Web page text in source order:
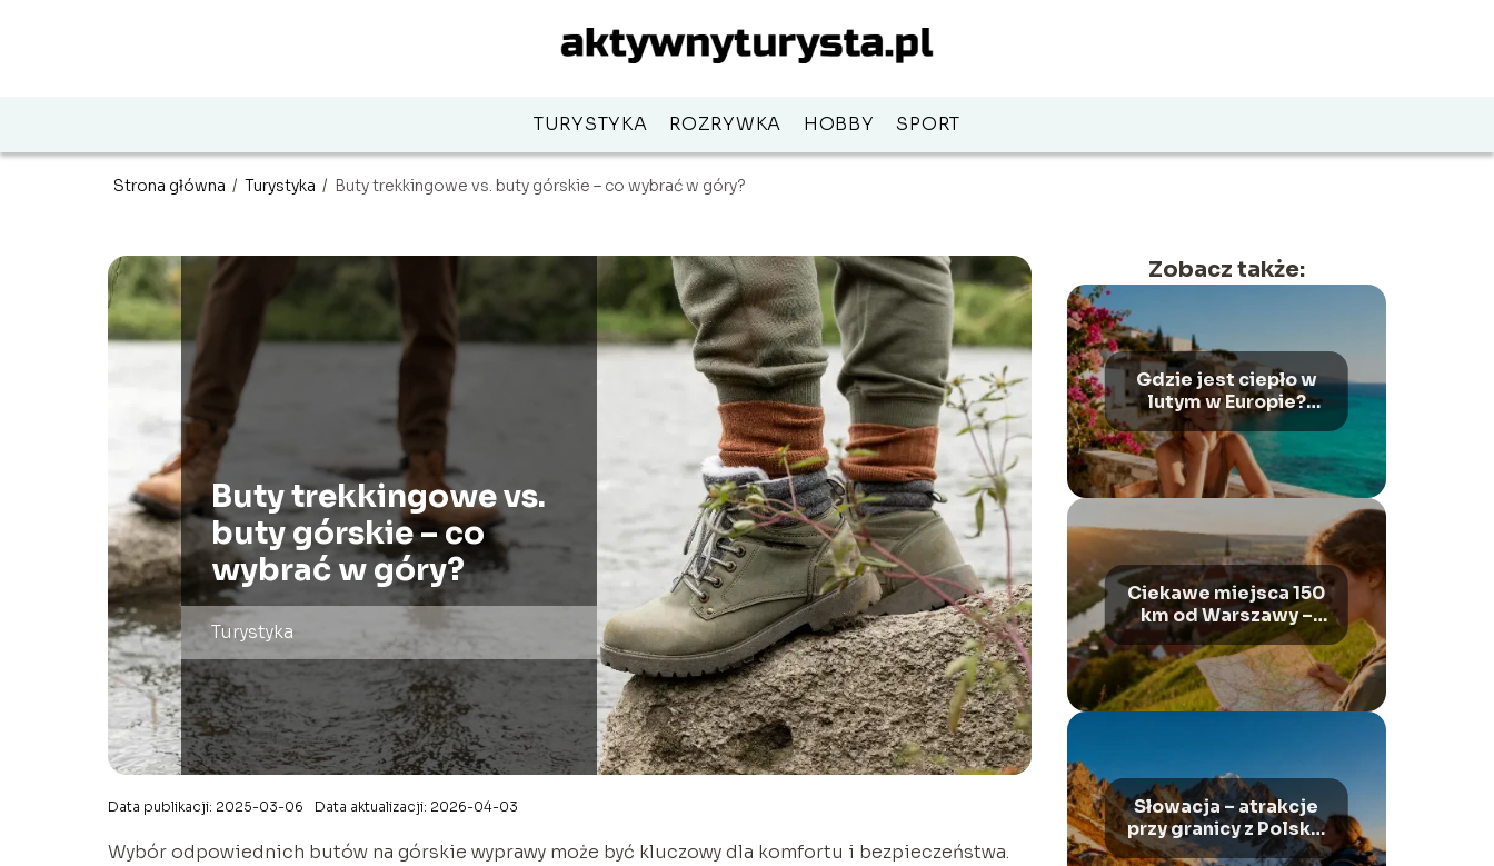
TURYSTYKA ROZRYWKA HOBBY SPORT
Strona główna / Turystyka / Buty trekkingowe vs. buty górskie – co wybrać w góry?
Buty trekkingowe vs.
buty górskie – co
wybrać w góry?
Turystyka
Data publikacji: 2025-03-06 Data aktualizacji: 2026-04-03
Wybór odpowiednich butów na górskie wyprawy może być kluczowy dla komfortu i bezpieczeństwa.
Zobacz także:
Gdzie jest ciepło w
lutym w Europie?
Najlepsze kierunki
Ciekawe miejsca 150
km od Warszawy –
gdzie warto
pojechać?
Słowacja – atrakcje
przy granicy z Polską,
które warto zobaczyć